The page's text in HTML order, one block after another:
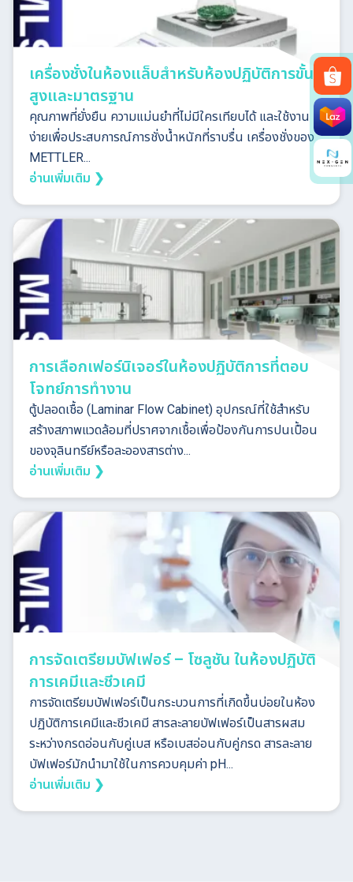
Search
for:
เครื่องชั่งในห้องแล็บสำหรับห้องปฏิบัติการขั้น
สูงและมาตรฐาน
คุณภาพที่ยั่งยืน ความแม่นยำที่ไม่มีใครเทียบได้ และใช้งาน
ง่ายเพื่อประสบการณ์การชั่งน้ำหนักที่ราบรื่น เครื่องชั่งของ
METTLER...
อ่านเพิ่มเติม ❯
การเลือกเฟอร์นิเจอร์ในห้องปฏิบัติการที่ตอบ
โจทย์การทำงาน
ตู้ปลอดเชื้อ (Laminar Flow Cabinet) อุปกรณ์ที่ใช้สำหรับ
สร้างสภาพแวดล้อมที่ปราศจากเชื้อเพื่อป้องกันการปนเปื้อน
ของจุลินทรีย์หรือละอองสารต่าง...
อ่านเพิ่มเติม ❯
การจัดเตรียมบัฟเฟอร์ – โซลูชัน ในห้องปฏิบัติ
การเคมีและชีวเคมี
การจัดเตรียมบัฟเฟอร์เป็นกระบวนการที่เกิดขึ้นบ่อยในห้อง
ปฏิบัติการเคมีและชีวเคมี สารละลายบัฟเฟอร์เป็นสารผสม
ระหว่างกรดอ่อนกับคู่เบส หรือเบสอ่อนกับคู่กรด สารละลาย
บัฟเฟอร์มักนำมาใช้ในการควบคุมค่า pH...
อ่านเพิ่มเติม ❯